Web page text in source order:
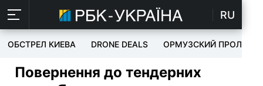
RU
ОБСТРЕЛ КИЕВА DRONE DEALS ОРМУЗСКИЙ ПРОЛИВ
Повернення до тендерних